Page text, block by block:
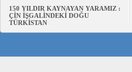
150 YILDIR KAYNAYAN YARAMIZ :
ÇİN İŞGALİNDEKİ DOĞU
TÜRKİSTAN